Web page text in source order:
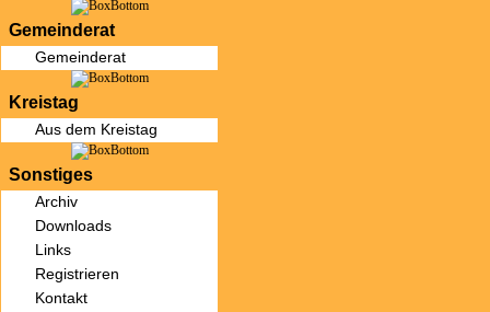
Gemeinderat
Gemeinderat
Kreistag
Aus dem Kreistag
Sonstiges
Archiv
Downloads
Links
Registrieren
Kontakt